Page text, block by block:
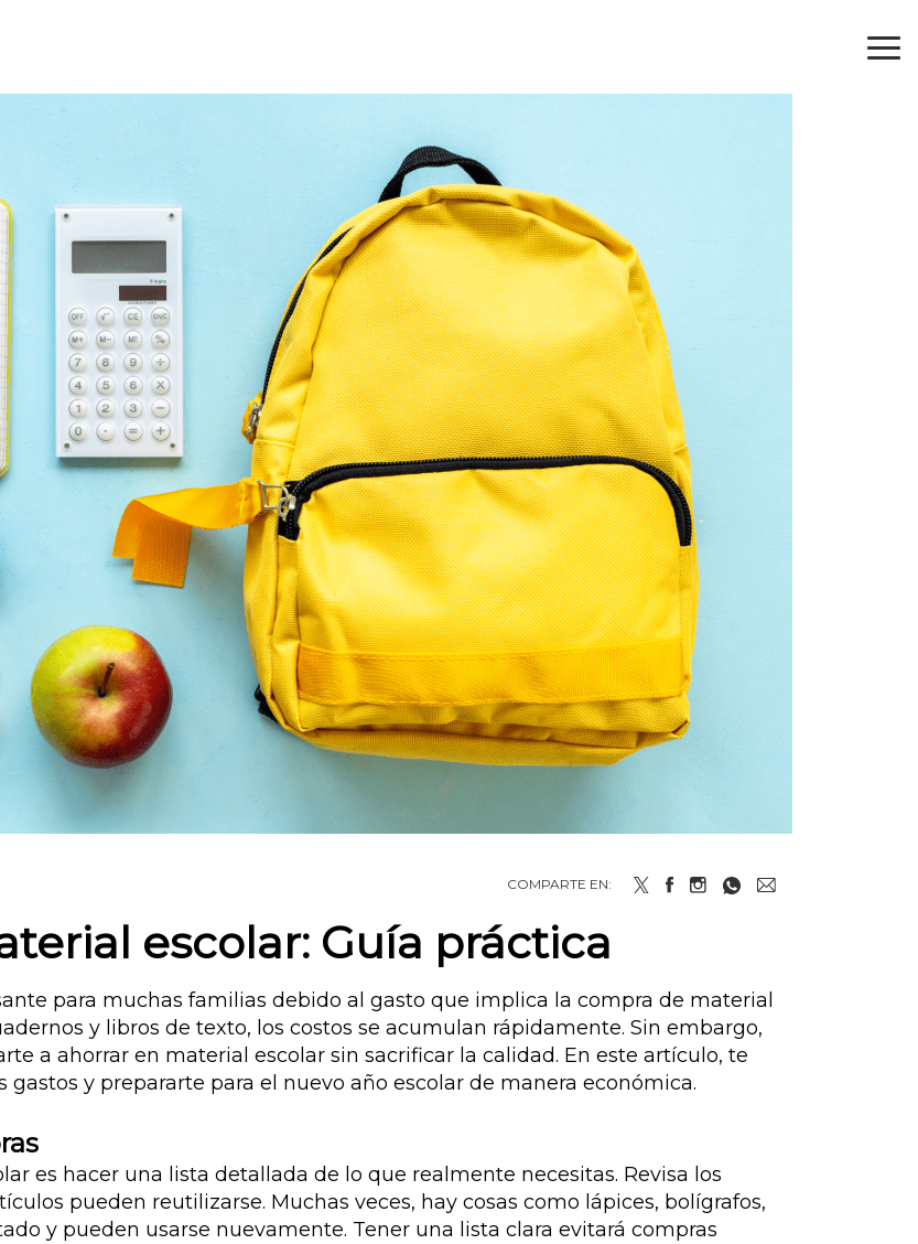
COMPARTE EN:
escolar: Guía práctica
para muchas familias debido al gasto que implica la compra de material
y libros de texto, los costos se acumulan rápidamente. Sin embargo,
a ahorrar en material escolar sin sacrificar la calidad. En este artículo, te
y prepararte para el nuevo año escolar de manera económica.
es hacer una lista detallada de lo que realmente necesitas. Revisa los
pueden reutilizarse. Muchas veces, hay cosas como lápices, bolígrafos,
y pueden usarse nuevamente. Tener una lista clara evitará compras